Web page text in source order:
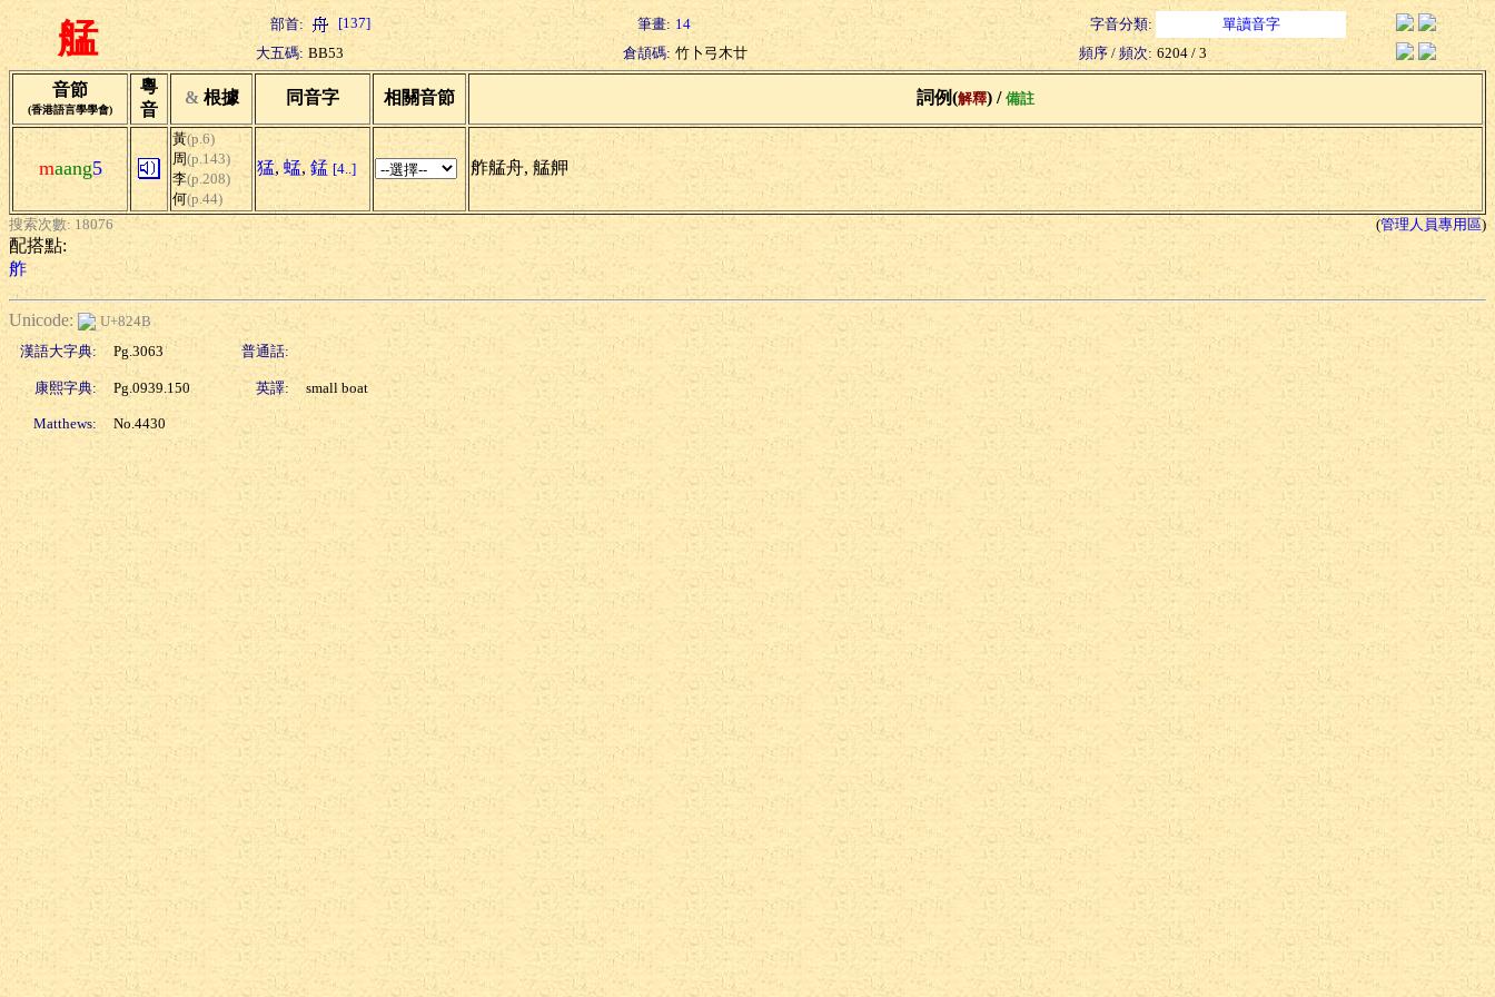
艋 部首: [137] 筆畫: 14 字音分類:
單讀音字
大五碼: BB53 倉頡碼: 竹卜弓木廿 頻序 / 頻次: 6204 / 3
音節
(香港語言學學會)
粵
音
& 根據 同音字 相關音節 詞例(解釋) / 備註
maang5
黃(p.6)
周(p.143)
李(p.208)
何(p.44)
猛, 蜢, 錳 [4..] 舴艋舟, 艋舺
搜索次數: 18076 (管理人員專用區)
配搭點:
舴
Unicode:
U+824B
漢語大字典:
Pg.3063 普通話:
康熙字典: Pg.0939.150 英譯: small boat
Matthews: No.4430